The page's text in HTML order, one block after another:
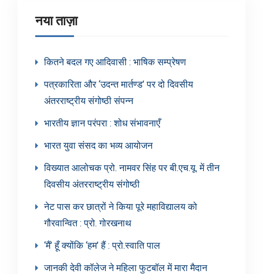
नया ताज़ा
कितने बदल गए आदिवासी : भाषिक सम्प्रेषण
पत्रकारिता और ‘उदन्त मार्तण्ड’ पर दो दिवसीय
अंतरराष्ट्रीय संगोष्ठी संपन्न
भारतीय ज्ञान परंपरा : शोध संभावनाएँ
भारत युवा संसद का भव्य आयोजन
विख्यात आलोचक प्रो. नामवर सिंह पर बी.एच.यू. में तीन
दिवसीय अंतरराष्ट्रीय संगोष्ठी
नेट पास कर छात्रों ने किया पूरे महाविद्यालय को
गौरवान्वित : प्रो. गोरखनाथ
‘मैं’ हूँ क्योंकि ‘हम’ हैं : प्रो.स्वाति पाल
जानकी देवी कॉलेज ने महिला फुटबॉल में मारा मैदान